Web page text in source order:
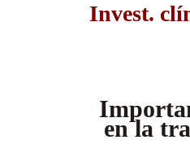
Invest.
en la